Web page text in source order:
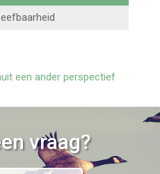
een ander perspectief
vraag?